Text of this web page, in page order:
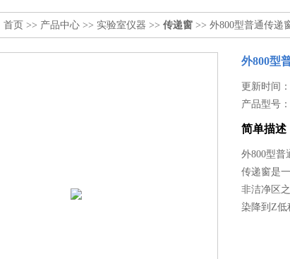
首页 >> 产品中心 >> 实验室仪器 >> 传递窗 >> 外800型普通传递
外800型
更新时间
产品型号
简单描述
外800型普
传递窗是
非洁净区
染降到Z低